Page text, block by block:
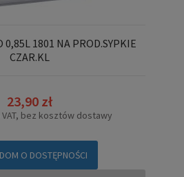
0,85L 1801 NA PROD.SYPKIE
CZAR.KL
23,90 zł
bez kosztów dostawy
O DOSTĘPNOŚCI